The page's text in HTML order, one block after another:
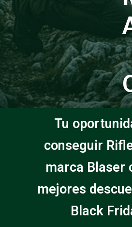
Tu
conseguir
marca Blaser
mejores
Black